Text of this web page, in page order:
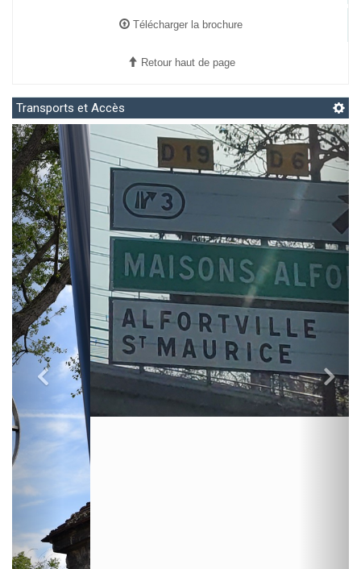
Demande informations
Télécharger la brochure
Retour haut de page
Transports et Accès
A trois kilomètres de la capitale, sur la rive gauche de la Marne, Maisons-